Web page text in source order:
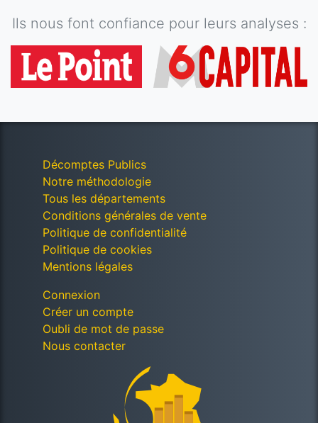
Ils nous font confiance pour leurs analyses :
Décomptes Publics
Notre méthodologie
Tous les départements
Conditions générales de vente
Politique de confidentialité
Politique de cookies
Mentions légales
Connexion
Créer un compte
Oubli de mot de passe
Nous contacter